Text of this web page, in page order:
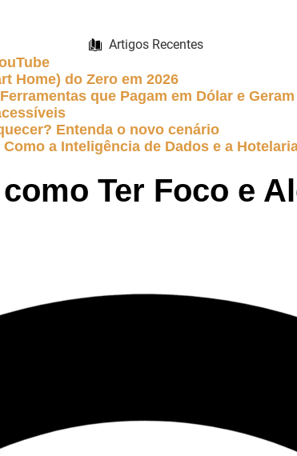
Artigos Recentes
Home) do Zero em 2026
que Pagam em Dólar e
Entenda o novo cenário
a Inteligência de Dados e a
Ter Foco e